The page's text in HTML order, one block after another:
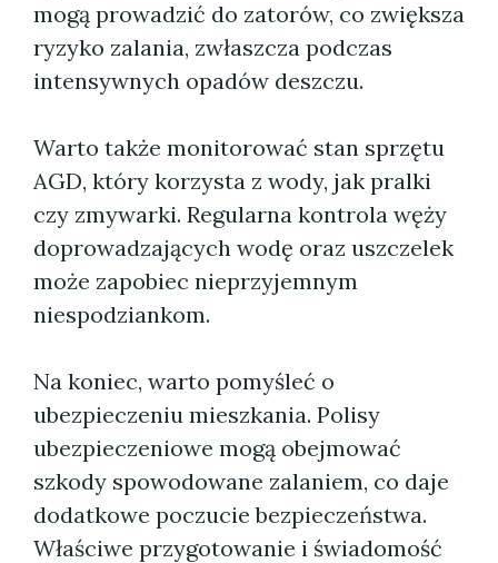
mogą prowadzić do zatorów, co zwiększa
ryzyko zalania, zwłaszcza podczas
intensywnych opadów deszczu.
Warto także monitorować stan sprzętu
AGD, który korzysta z wody, jak pralki
czy zmywarki. Regularna kontrola węży
doprowadzających wodę oraz uszczelek
może zapobiec nieprzyjemnym
niespodziankom.
Na koniec, warto pomyśleć o
ubezpieczeniu mieszkania. Polisy
ubezpieczeniowe mogą obejmować
szkody spowodowane zalaniem, co daje
dodatkowe poczucie bezpieczeństwa.
Właściwe przygotowanie i świadomość